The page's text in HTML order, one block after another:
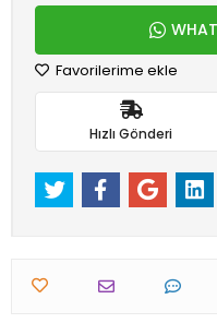
Favorilerime ekle
Hızlı Gönderi